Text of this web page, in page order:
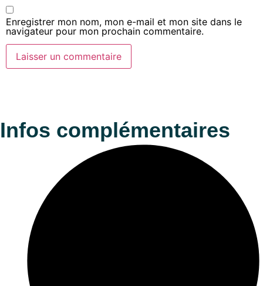
Enregistrer mon nom, mon e-mail et mon site dans le
navigateur pour mon prochain commentaire.
Infos complémentaires